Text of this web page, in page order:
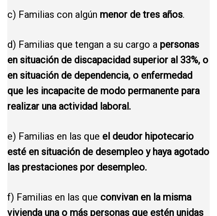
c) Familias con algún menor de tres años.
d) Familias que tengan a su cargo a personas
en situación de discapacidad superior al 33%, o
en situación de dependencia, o enfermedad
que les incapacite de modo permanente para
realizar una actividad laboral.
e) Familias en las que el deudor hipotecario
esté en situación de desempleo y haya agotado
las prestaciones por desempleo.
f) Familias en las que convivan en la misma
vivienda una o más personas que estén unidas